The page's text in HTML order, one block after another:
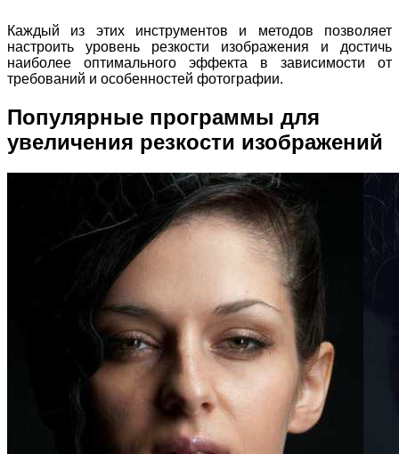
Каждый из этих инструментов и методов позволяет
настроить уровень резкости изображения и достичь
наиболее оптимального эффекта в зависимости от
требований и особенностей фотографии.
Популярные программы для
увеличения резкости изображений